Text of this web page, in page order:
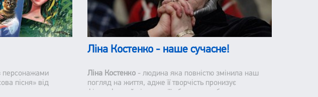
персонажами
пісня» від
немов кадри
Ліна Костенко - наше сучасне!
Ліна Костенко - людина яка повністю змінила наш
погляд на життя, адже її творчість пронизує
філософський підтекст, її образи є глибокими та